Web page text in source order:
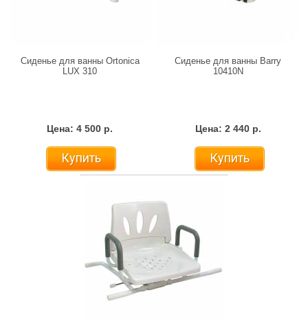
Сиденье для ванны Ortonica
LUX 310
Цена: 4 500 р.
Купить
Cиденье для ванны Barry
10410N
Цена: 2 440 р.
Купить